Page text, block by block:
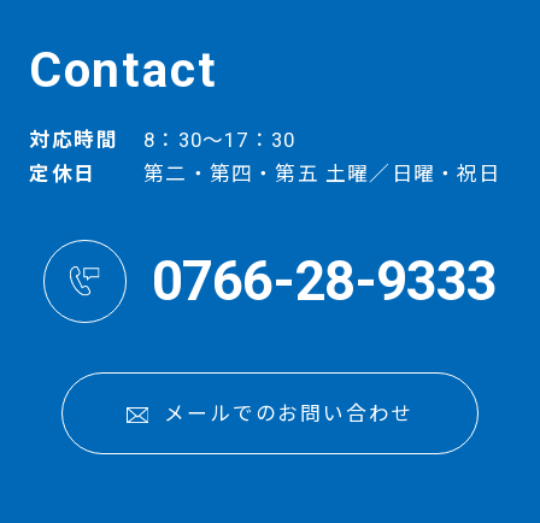
Contact
対応時間
8：30～17：30
定休日
第二・第四・第五 土曜／日曜・祝日
0766-28-9333
メールでのお問い合わせ